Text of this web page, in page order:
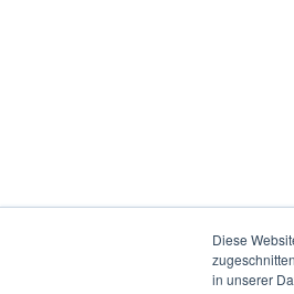
Diese
in unserer